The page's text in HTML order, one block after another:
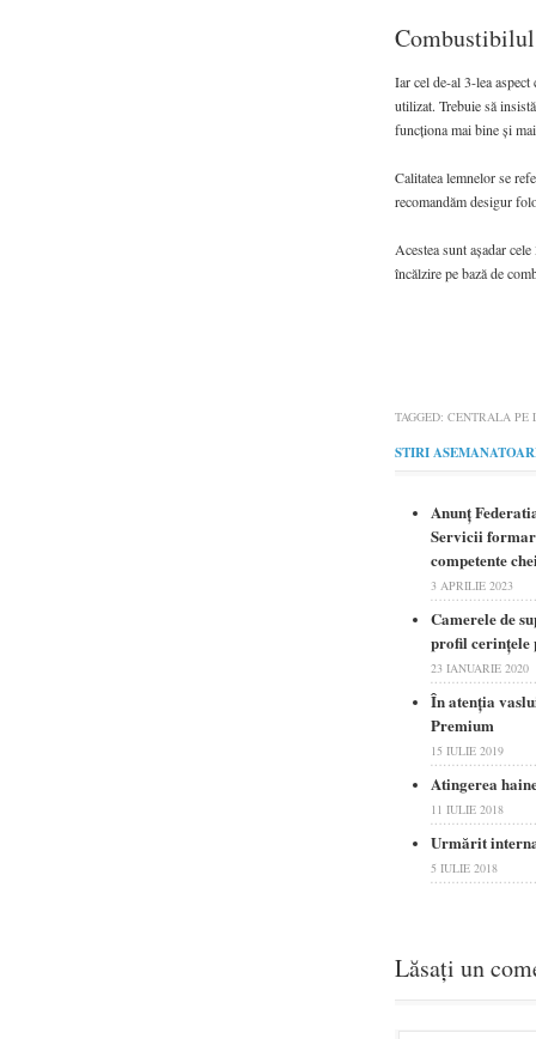
Iar cel de-al 3-lea
utilizat. Trebuie să
funcționa mai bine și
Calitatea lemnelor se
recomandăm desigur
Acestea sunt așadar
încălzire pe bază de
TAGGED: CENTRALA PE
STIRI
Anunț
Servicii
competente
3 APRILIE 2023
Camerele de
profil cerințele
23 IANUARIE 2020
În atenția
Premium
15 IULIE 2019
Atingerea
11 IULIE 2018
Urmărit
5 IULIE 2018
Lăsați un